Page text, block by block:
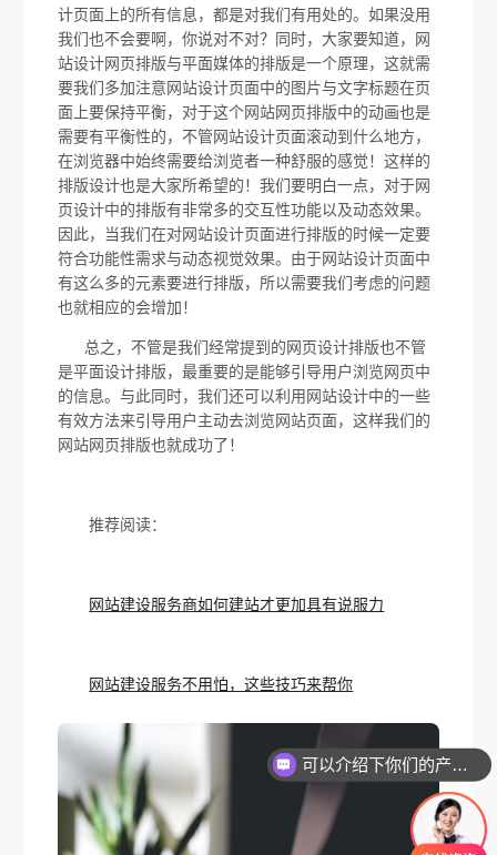
计页面上的所有信息，都是对我们有用处的。如果没用
我们也不会要啊，你说对不对？同时，大家要知道，网
站设计网页排版与平面媒体的排版是一个原理，这就需
要我们多加注意网站设计页面中的图片与文字标题在页
面上要保持平衡，对于这个网站网页排版中的动画也是
需要有平衡性的，不管网站设计页面滚动到什么地方，
在浏览器中始终需要给浏览者一种舒服的感觉！这样的
排版设计也是大家所希望的！我们要明白一点，对于网
页设计中的排版有非常多的交互性功能以及动态效果。
因此，当我们在对网站设计页面进行排版的时候一定要
符合功能性需求与动态视觉效果。由于网站设计页面中
有这么多的元素要进行排版，所以需要我们考虑的问题
也就相应的会增加！
总之，不管是我们经常提到的网页设计排版也不管
是平面设计排版，最重要的是能够引导用户浏览网页中
的信息。与此同时，我们还可以利用网站设计中的一些
有效方法来引导用户主动去浏览网站页面，这样我们的
网站网页排版也就成功了！
推荐阅读：
网站建设服务商如何建站才更加具有说服力
网站建设服务不用怕，这些技巧来帮你
可以介绍下你们的产品么